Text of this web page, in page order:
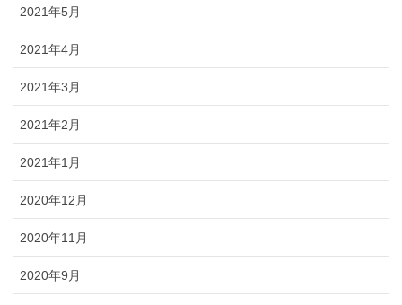
2021年5月
2021年4月
2021年3月
2021年2月
2021年1月
2020年12月
2020年11月
2020年9月